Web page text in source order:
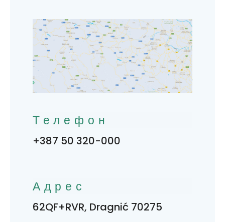
Телефон
+387 50 320-000
Адрес
62QF+RVR, Dragnić 70275